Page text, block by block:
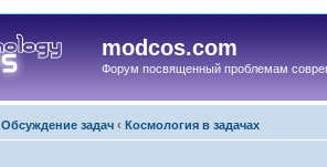
modcos.com
Форум посвященный проблемам
Обсуждение задач ‹ Космология в задачах